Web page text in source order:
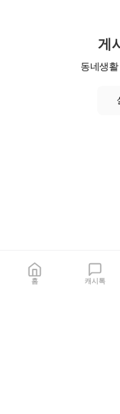
게
동네생
홈 캐시톡